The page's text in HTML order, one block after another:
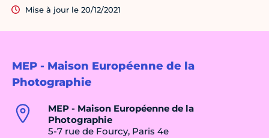
MEP - Maison Européenne de la
Photographie
MEP - Maison Européenne de la
Photographie
5-7 rue de Fourcy, Paris 4e
Mise à jour le 20/12/2021